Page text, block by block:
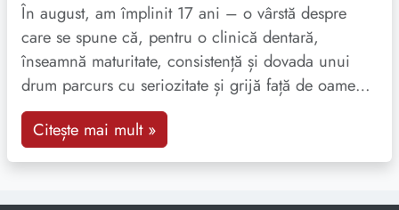
În august, am împlinit 17 ani – o vârstă despre
care se spune că, pentru o clinică dentară,
înseamnă maturitate, consistență și dovada unui
drum parcurs cu seriozitate și grijă față de oameni.
Sunt valori în care am crezut de la început și care
ne-au ajutat să construim tot ceea ce suntem astăzi.
Viziune: profesionalism […]
Citește mai mult »